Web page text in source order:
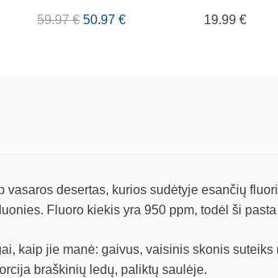
59.97€ Original
50.97€Current
19.99 €
desertas, kurios sudėtyje esančių
Fluoro kiekis yra 950 ppm, todėl ši
kaip jie manė: gaivus, vaisinis skonis
braškinių ledų, paliktų saulėje.